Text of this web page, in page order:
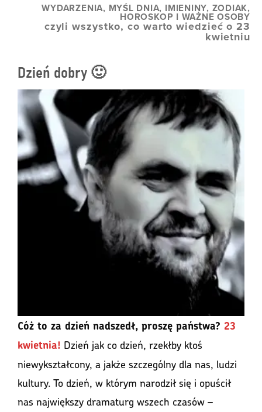
WYDARZENIA, MYŚL DNIA, IMIENINY, ZODIAK,
HOROSKOP I WAŻNE OSOBY
czyli wszystko, co warto wiedzieć o 23
kwietniu
Dzień dobry 🙂
Cóż to za dzień nadszedł, proszę państwa? 23
kwietnia! Dzień jak co dzień, rzekłby ktoś
niewykształcony, a jakże szczególny dla nas, ludzi
kultury. To dzień, w którym narodził się i opuścił
nas największy dramaturg wszech czasów –